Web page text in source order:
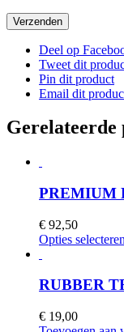
Deel op
Tweet dit
Pin dit product
Email dit
Gerelateerde
PREMIUM
€ 92,50
Opties selecteren
RUBBER
€ 19,00